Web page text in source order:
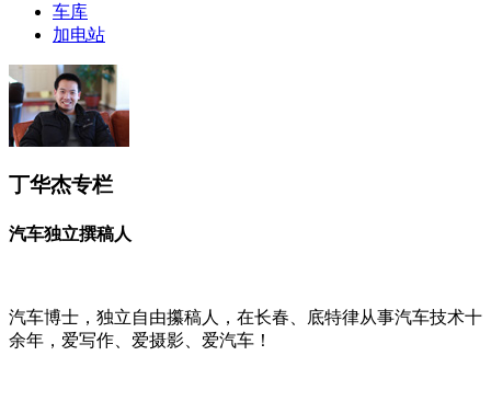
车库
加电站
丁华杰专栏
汽车独立撰稿人
汽车博士，独立自由攥稿人，在长春、底特律从事汽车技术十
余年，爱写作、爱摄影、爱汽车！